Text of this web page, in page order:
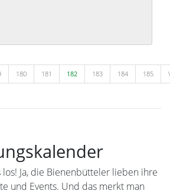
180 181 182 183 184 185
Ja, die Bienenbütteler lieben ihre
und Events. Und das merkt man